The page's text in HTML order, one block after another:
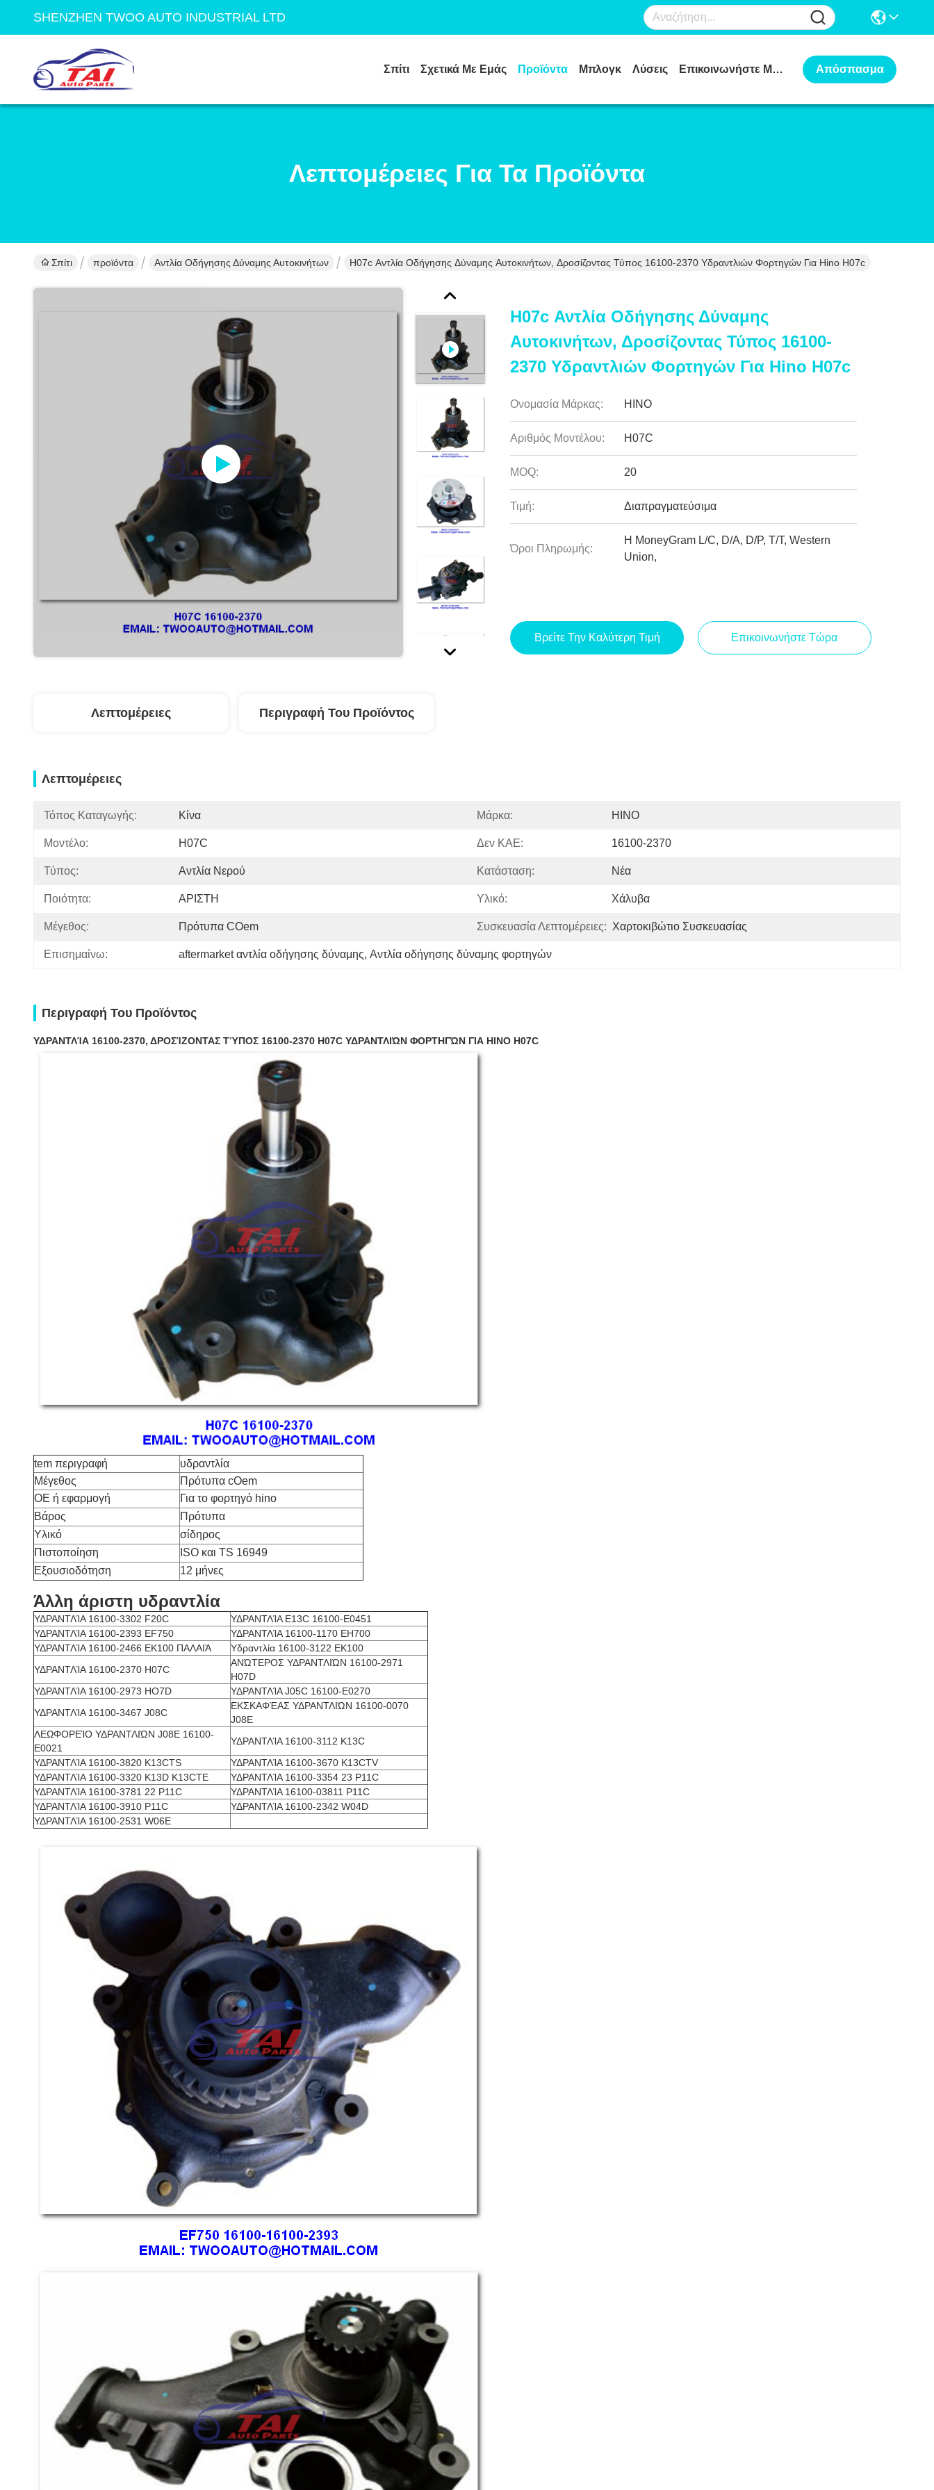
SHENZHEN TWOO AUTO INDUSTRIAL LTD
Σπίτι Σχετικά Με Εμάς Προϊόντα Μπλογκ Λύσεις Επικοινωνήστε Μαζί Μας Απόσπασμα
Λεπτομέρειες Για Τα Προϊόντα
Σπίτι προϊόντα Αντλία Οδήγησης Δύναμης Αυτοκινήτων H07c Αντλία Οδήγησης Δύναμης Αυτοκινήτων, Δροσίζοντας Τύπος 16100-2370 Υδραντλιών Φορτηγών Για Hino H07c
H07c Αντλία Οδήγησης Δύναμης
Αυτοκινήτων, Δροσίζοντας Τύπος 16100-
2370 Υδραντλιών Φορτηγών Για Hino H07c
Ονομασία Μάρκας: HINO
Αριθμός Μοντέλου: H07C
MOQ: 20
Τιμή: Διαπραγματεύσιμα
Όροι Πληρωμής:
Η MoneyGram L/C, D/A, D/P, T/T, Western
Union,
Βρείτε Την Καλύτερη Τιμή Επικοινωνήστε Τώρα
Λεπτομέρειες Περιγραφή Του Προϊόντος
Λεπτομέρειες
Τόπος Καταγωγής: Κίνα Μάρκα: HINO
Μοντέλο: H07C Δεν ΚΑΕ: 16100-2370
Τύπος: Αντλία Νερού Κατάσταση: Νέα
Ποιότητα: ΑΡΙΣΤΗ Υλικό: Χάλυβα
Μέγεθος: Πρότυπα COem Συσκευασία Λεπτομέρειες: Χαρτοκιβώτιο Συσκευασίας
Επισημαίνω: aftermarket αντλία οδήγησης δύναμης, Αντλία οδήγησης δύναμης φορτηγών
Περιγραφή Του Προϊόντος
ΥΔΡΑΝΤΛΊΑ 16100-2370, ΔΡΟΣΊΖΟΝΤΑΣ ΤΎΠΟΣ 16100-2370 H07C ΥΔΡΑΝΤΛΙΏΝ ΦΟΡΤΗΓΏΝ ΓΙΑ HINO H07C
tem περιγραφή
υδραντλία
Μέγεθος
Πρότυπα cOem
OE ή εφαρμογή
Για το φορτηγό hino
Βάρος
Πρότυπα
Υλικό
σίδηρος
Πιστοποίηση
ISO και TS 16949
Εξουσιοδότηση
12 μήνες
Άλλη άριστη υδραντλία
ΥΔΡΑΝΤΛΊΑ 16100-3302 F20C
ΥΔΡΑΝΤΛΊΑ E13C 16100-E0451
ΥΔΡΑΝΤΛΊΑ 16100-2393 EF750
ΥΔΡΑΝΤΛΊΑ 16100-1170 EH700
ΥΔΡΑΝΤΛΊΑ 16100-2466 EK100 ΠΑΛΑΙΆ
Υδραντλία 16100-3122 EK100
ΥΔΡΑΝΤΛΊΑ 16100-2370 H07C
ΑΝΏΤΕΡΟΣ ΥΔΡΑΝΤΛΙΏΝ 16100-2971
H07D
ΥΔΡΑΝΤΛΊΑ 16100-2973 HO7D
ΥΔΡΑΝΤΛΊΑ J05C 16100-E0270
ΥΔΡΑΝΤΛΊΑ 16100-3467 J08C
ΕΚΣΚΑΦΈΑΣ ΥΔΡΑΝΤΛΙΏΝ 16100-0070
J08E
ΛΕΩΦΟΡΕΊΟ ΥΔΡΑΝΤΛΙΏΝ J08E 16100-
E0021
ΥΔΡΑΝΤΛΊΑ 16100-3112 K13C
ΥΔΡΑΝΤΛΊΑ 16100-3820 K13CTS
ΥΔΡΑΝΤΛΊΑ 16100-3670 K13CTV
ΥΔΡΑΝΤΛΊΑ 16100-3320 K13D K13CTE
ΥΔΡΑΝΤΛΊΑ 16100-3354 23 P11C
ΥΔΡΑΝΤΛΊΑ 16100-3781 22 P11C
ΥΔΡΑΝΤΛΊΑ 16100-03811 P11C
ΥΔΡΑΝΤΛΊΑ 16100-3910 P11C
ΥΔΡΑΝΤΛΊΑ 16100-2342 W04D
ΥΔΡΑΝΤΛΊΑ 16100-2531 W06E